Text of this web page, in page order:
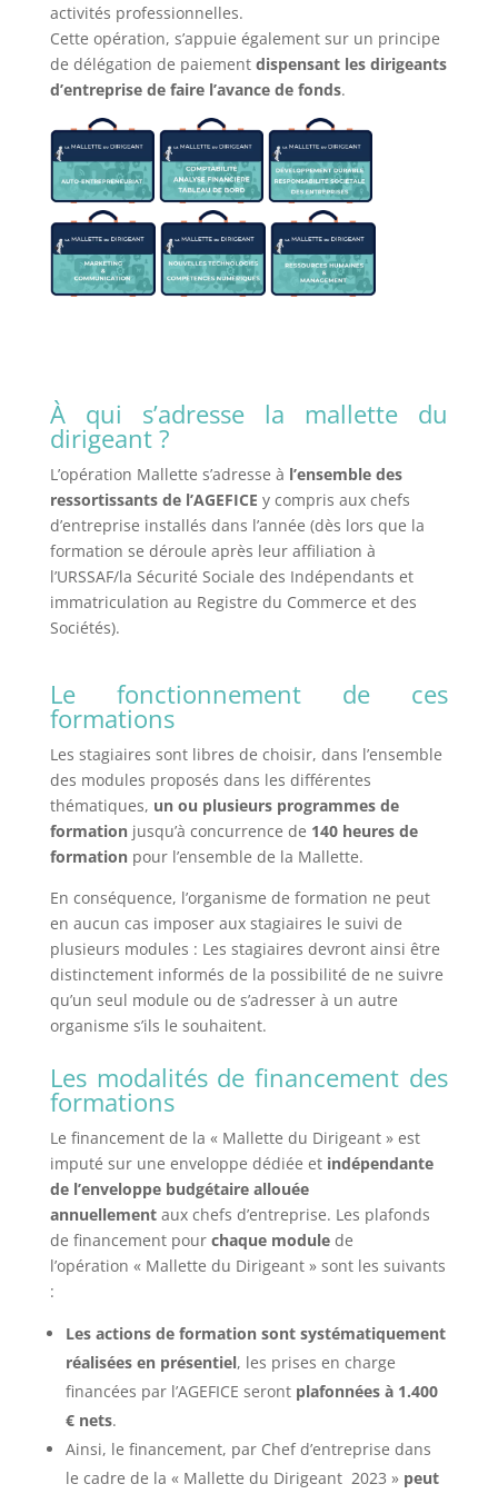
activités professionnelles.
Cette opération, s’appuie également sur un principe
de délégation de paiement dispensant les dirigeants
d’entreprise de faire l’avance de fonds.
À qui s’adresse la mallette du
dirigeant ?
L’opération Mallette s’adresse à l’ensemble des
ressortissants de l’AGEFICE y compris aux chefs
d’entreprise installés dans l’année (dès lors que la
formation se déroule après leur affiliation à
l’URSSAF/la Sécurité Sociale des Indépendants et
immatriculation au Registre du Commerce et des
Sociétés).
Le fonctionnement de ces
formations
Les stagiaires sont libres de choisir, dans l’ensemble
des modules proposés dans les différentes
thématiques, un ou plusieurs programmes de
formation jusqu’à concurrence de 140 heures de
formation pour l’ensemble de la Mallette.
En conséquence, l’organisme de formation ne peut
en aucun cas imposer aux stagiaires le suivi de
plusieurs modules : Les stagiaires devront ainsi être
distinctement informés de la possibilité de ne suivre
qu’un seul module ou de s’adresser à un autre
organisme s’ils le souhaitent.
Les modalités de financement des
formations
Le financement de la « Mallette du Dirigeant » est
imputé sur une enveloppe dédiée et indépendante
de l’enveloppe budgétaire allouée
annuellement aux chefs d’entreprise. Les plafonds
de financement pour chaque modulede
l’opération « Mallette du Dirigeant » sont les suivants
:
Les actions de formation sont systématiquement
réalisées en présentiel, les prises en charge
financées par l’AGEFICE seront plafonnées à 1.400
€ nets.
Ainsi, le financement, par Chef d’entreprise dans
le cadre de la « Mallette du Dirigeant 2023 » peut